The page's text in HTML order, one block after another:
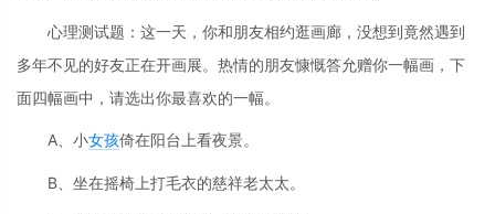
心理测试题：这一天，你和朋友相约逛画廊，没想到竟然遇到
多年不见的好友正在开画展。热情的朋友慷慨答允赠你一幅画，下
面四幅画中，请选出你最喜欢的一幅。
A、小女孩倚在阳台上看夜景。
B、坐在摇椅上打毛衣的慈祥老太太。